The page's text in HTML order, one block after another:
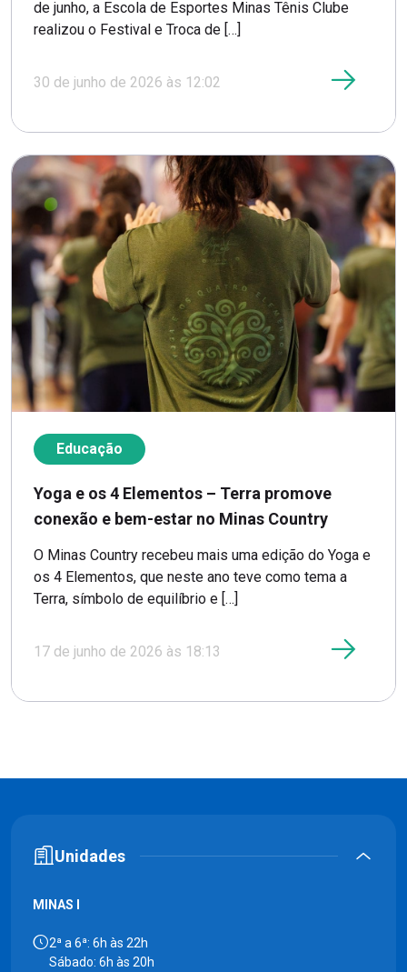
de junho, a Escola de Esportes Minas Tênis Clube
realizou o Festival e Troca de […]
30 de junho de 2026 às 12:02
Educação
Yoga e os 4 Elementos – Terra promove
conexão e bem-estar no Minas Country
O Minas Country recebeu mais uma edição do Yoga e
os 4 Elementos, que neste ano teve como tema a
Terra, símbolo de equilíbrio e […]
17 de junho de 2026 às 18:13
Unidades
MINAS I
2ª a 6ª: 6h às 22h
Sábado: 6h às 20h